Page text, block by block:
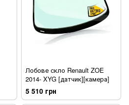
Лобове скло Renault ZOE
2014- XYG [датчик][камера]
5 510 грн